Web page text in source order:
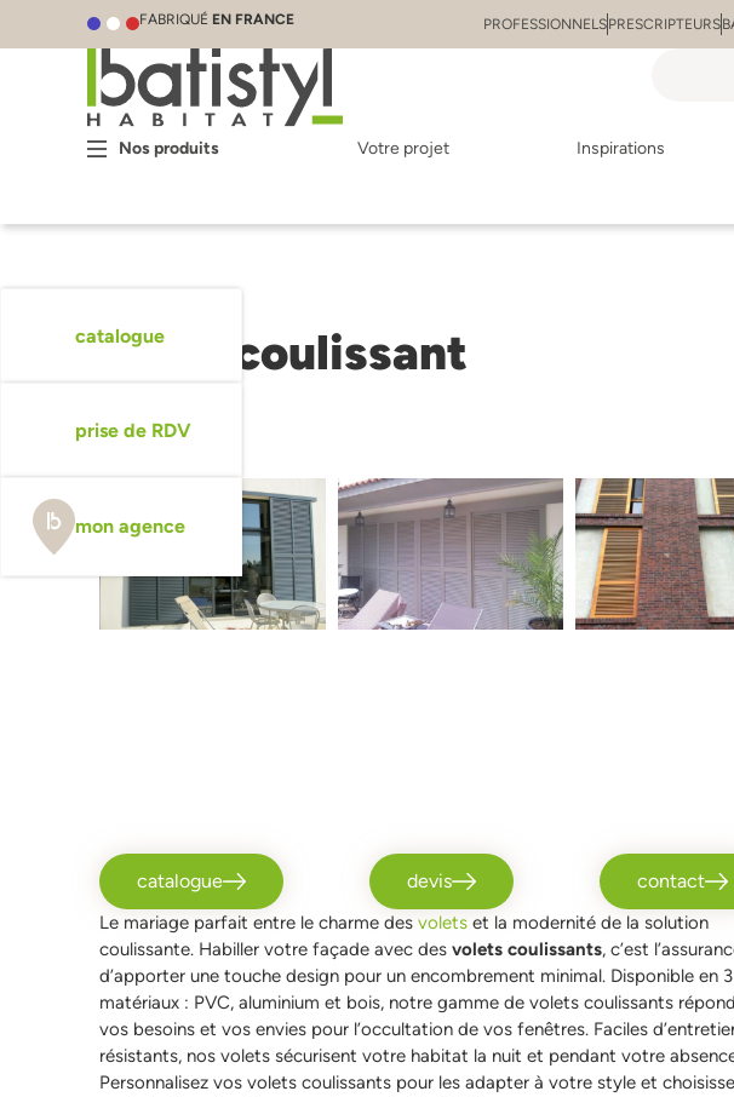
FABRIQUÉ EN FRANCE PROFESSIONNELSPRESCRIPTEURS
Nos produits Votre projet Inspirations
catalogue
prise de RDV
mon agence
Volet coulissant
catalogue devis contact
Le mariage parfait entre le charme des volets et la modernité de la solution
coulissante. Habiller votre façade avec des volets coulissants, c’est
d’apporter une touche design pour un encombrement minimal. Disponible en 3
matériaux : PVC, aluminium et bois, notre gamme de volets coulissants
vos besoins et vos envies pour l’occultation de vos fenêtres. Faciles
résistants, nos volets sécurisent votre habitat la nuit et pendant votre
Personnalisez vos volets coulissants pour les adapter à votre style et